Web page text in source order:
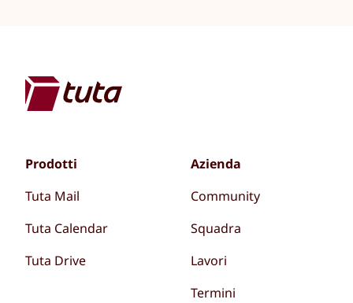
Prodotti
Tuta Mail
Tuta Calendar
Tuta Drive
Azienda
Community
Squadra
Lavori
Termini